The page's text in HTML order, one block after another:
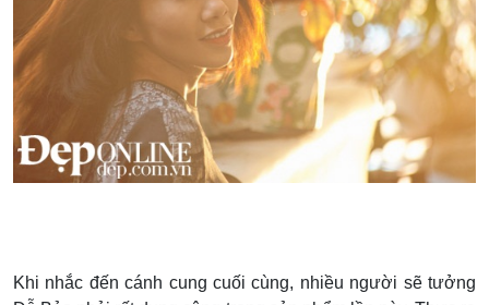
Khi nhắc đến cánh cung cuối cùng, nhiều người sẽ tưởng